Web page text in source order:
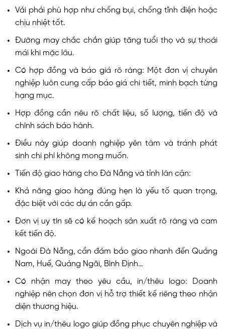
Vải phải phù hợp như chống bụi, chống tĩnh điện hoặc
chịu nhiệt tốt.
Đường may chắc chắn giúp tăng tuổi thọ và sự thoải
mái khi mặc lâu.
Có hợp đồng và báo giá rõ ràng: Một đơn vị chuyên
nghiệp luôn cung cấp báo giá chi tiết, minh bạch từng
hạng mục.
Hợp đồng cần nêu rõ chất liệu, số lượng, tiến độ và
chính sách bảo hành.
Điều này giúp doanh nghiệp yên tâm và tránh phát
sinh chi phí không mong muốn.
Tiến độ giao hàng cho Đà Nẵng và tỉnh lân cận:
Khả năng giao hàng đúng hẹn là yếu tố quan trọng,
đặc biệt với các dự án cần gấp.
Đơn vị uy tín sẽ có kế hoạch sản xuất rõ ràng và cam
kết tiến độ.
Ngoài Đà Nẵng, cần đảm bảo giao nhanh đến Quảng
Nam, Huế, Quảng Ngãi, Bình Định…
Có nhận may theo yêu cầu, in/thêu logo: Doanh
nghiệp nên chọn đơn vị hỗ trợ thiết kế riêng theo nhận
diện thương hiệu.
Dịch vụ in/thêu logo giúp đồng phục chuyên nghiệp và